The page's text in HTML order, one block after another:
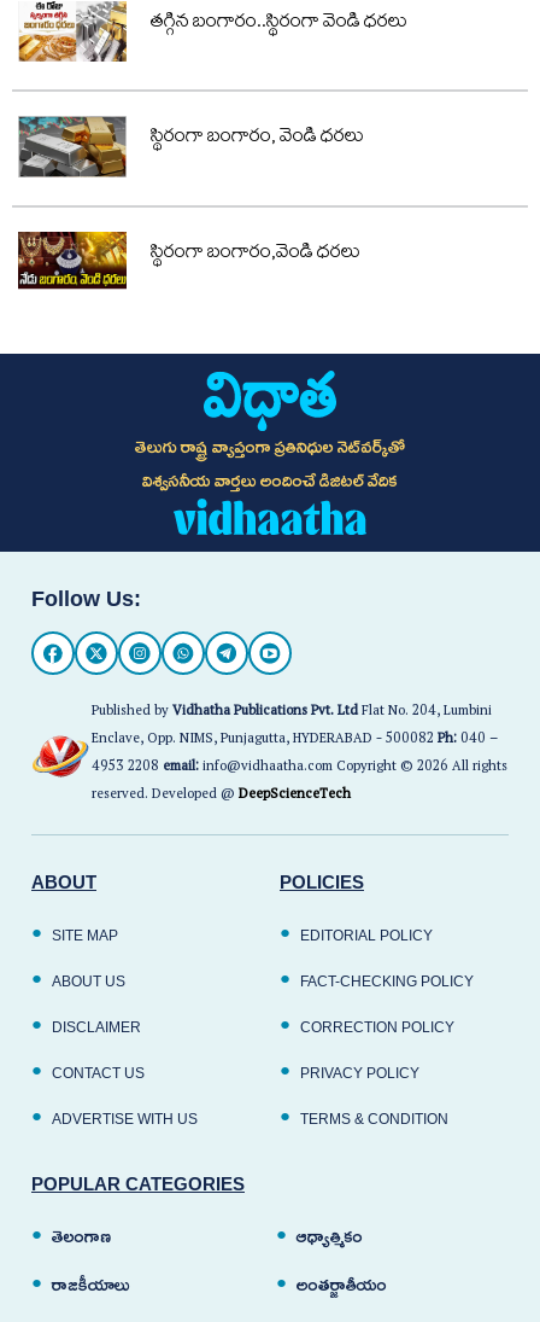
తగ్గిన బంగారం..స్థిరంగా వెండి ధరలు
స్థిరంగా బంగారం, వెండి ధరలు
స్థిరంగా బంగారం,వెండి ధరలు
తెలుగు రాష్ట్ర వ్యాప్తంగా ప్రతినిధుల నెట్‌వర్క్‌తో
విశ్వసనీయ వార్తలు అందించే డిజిటల్ వేదిక
Follow Us:
Published byVidhatha Publications Pvt. LtdFlat No. 204, Lumbini
Enclave, Opp. NIMS, Punjagutta, HYDERABAD - 500082Ph:040 –
4953 2208 email:info@vidhaatha.com Copyright © 2026 All rights
reserved. Developed @DeepScienceTech
ABOUT
SITE MAP
ABOUT US
DISCLAIMER
CONTACT US
ADVERTISE WITH US
POLICIES
EDITORIAL POLICY
FACT-CHECKING POLICY
CORRECTION POLICY
PRIVACY POLICY
TERMS & CONDITION
POPULAR CATEGORIES
తెలంగాణ ఆధ్యాత్మికం
రాజకీయాలు అంతర్జాతీయం